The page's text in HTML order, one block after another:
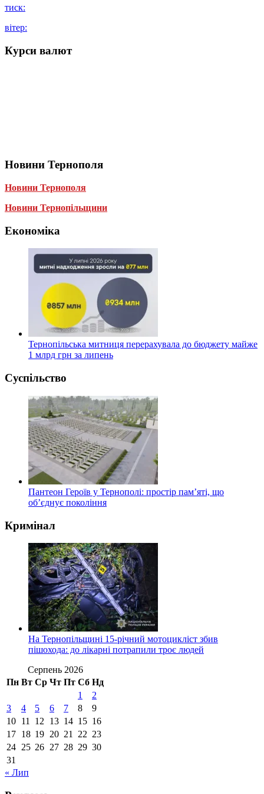
тиск:
вітер:
Курси валют
Новини Тернополя
Новини Тернополя
Новини Тернопільщини
Економіка
Тернопільська митниця перерахувала до бюджету майже
1 млрд грн за липень
Суспільство
Пантеон Героїв у Тернополі: простір пам’яті, що
об’єднує покоління
Кримінал
На Тернопільщині 15-річний мотоцикліст збив
пішохода: до лікарні потрапили троє людей
Серпень 2026
Пн Вт Ср Чт Пт Сб Нд
1
2
3
4 5 6 7 8
9
10 11 12 13 14 15 16
17 18 19 20 21 22 23
24 25 26 27 28 29 30
31
« Лип